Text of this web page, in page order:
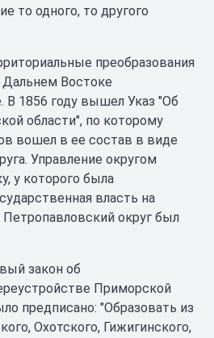
то одного, то другого
преобразования
Дальнем Востоке
В 1856 году вышел Указ "Об
области", по которому
вошел в ее состав в виде
Управление округом
у которого была
власть на
Петропавловский округ был
закон об
Приморской
предписано: "Образовать из
Охотского, Гижигинского,